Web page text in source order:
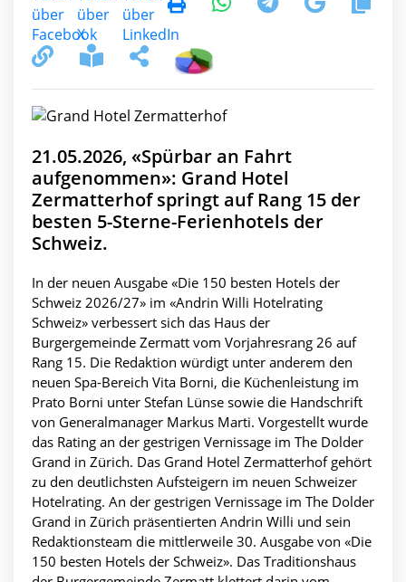
21.05.2026, «Spürbar an Fahrt
aufgenommen»: Grand Hotel
Zermatterhof springt auf Rang 15 der
besten 5-Sterne-Ferienhotels der
Schweiz.
In der neuen Ausgabe «Die 150 besten Hotels der
Schweiz 2026/27» im «Andrin Willi Hotelrating
Schweiz» verbessert sich das Haus der
Burgergemeinde Zermatt vom Vorjahresrang 26 auf
Rang 15. Die Redaktion würdigt unter anderem den
neuen Spa-Bereich Vita Borni, die Küchenleistung im
Prato Borni unter Stefan Lünse sowie die Handschrift
von Generalmanager Markus Marti. Vorgestellt wurde
das Rating an der gestrigen Vernissage im The Dolder
Grand in Zürich. Das Grand Hotel Zermatterhof gehört
zu den deutlichsten Aufsteigern im neuen Schweizer
Hotelrating. An der gestrigen Vernissage im The Dolder
Grand in Zürich präsentierten Andrin Willi und sein
Redaktionsteam die mittlerweile 30. Ausgabe von «Die
150 besten Hotels der Schweiz». Das Traditionshaus